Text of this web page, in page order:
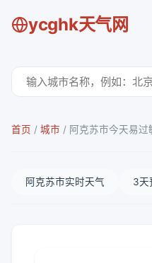
ycghk天气网
首页 / 城市 / 阿克苏市今天易
阿克苏市实时天气 3天